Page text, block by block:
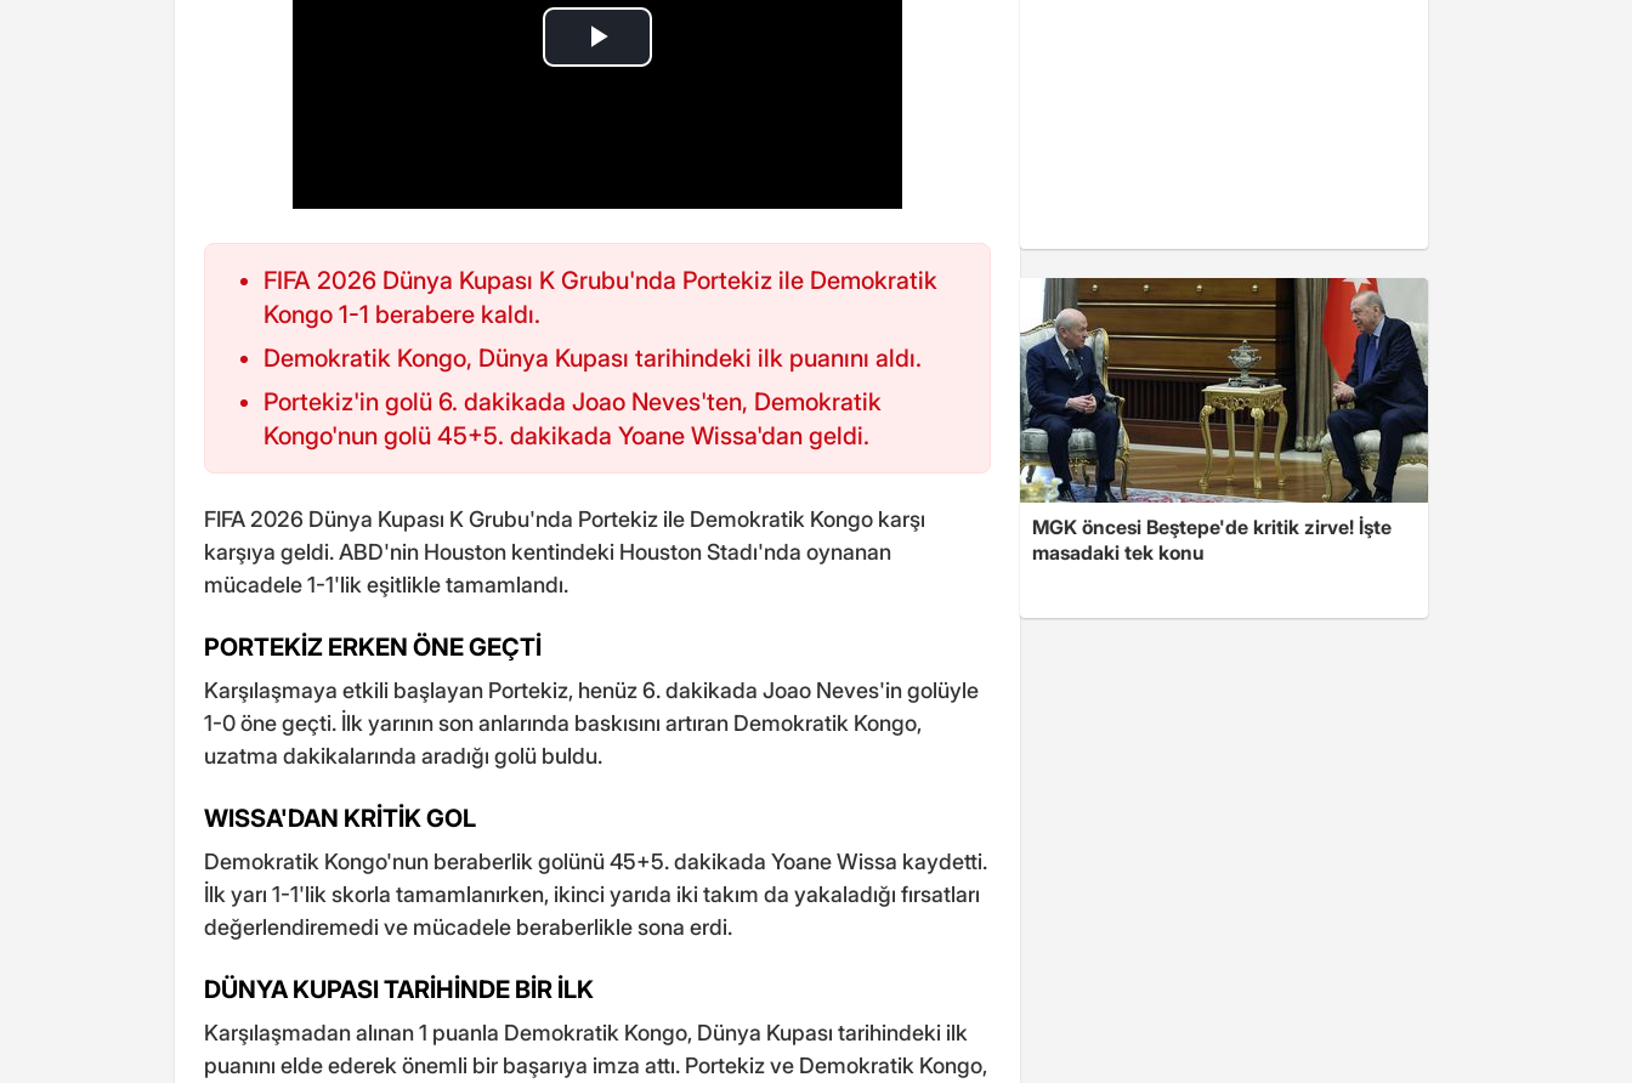
FIFA 2026 Dünya Kupası K Grubu'nda Portekiz ile Demokratik
Kongo 1-1 berabere kaldı.
Demokratik Kongo, Dünya Kupası tarihindeki ilk puanını aldı.
Portekiz'in golü 6. dakikada Joao Neves'ten, Demokratik
Kongo'nun golü 45+5. dakikada Yoane Wissa'dan geldi.
FIFA 2026 Dünya Kupası K Grubu'nda Portekiz ile Demokratik Kongo karşı
karşıya geldi. ABD'nin Houston kentindeki Houston Stadı'nda oynanan
mücadele 1-1'lik eşitlikle tamamlandı.
PORTEKİZ ERKEN ÖNE GEÇTİ
Karşılaşmaya etkili başlayan Portekiz, henüz 6. dakikada Joao Neves'in golüyle
1-0 öne geçti. İlk yarının son anlarında baskısını artıran Demokratik Kongo,
uzatma dakikalarında aradığı golü buldu.
WISSA'DAN KRİTİK GOL
Demokratik Kongo'nun beraberlik golünü 45+5. dakikada Yoane Wissa kaydetti.
İlk yarı 1-1'lik skorla tamamlanırken, ikinci yarıda iki takım da yakaladığı fırsatları
değerlendiremedi ve mücadele beraberlikle sona erdi.
DÜNYA KUPASI TARİHİNDE BİR İLK
Karşılaşmadan alınan 1 puanla Demokratik Kongo, Dünya Kupası tarihindeki ilk
puanını elde ederek önemli bir başarıya imza attı. Portekiz ve Demokratik Kongo,
MGK öncesi Beştepe'de kritik zirve! İşte
masadaki tek konu